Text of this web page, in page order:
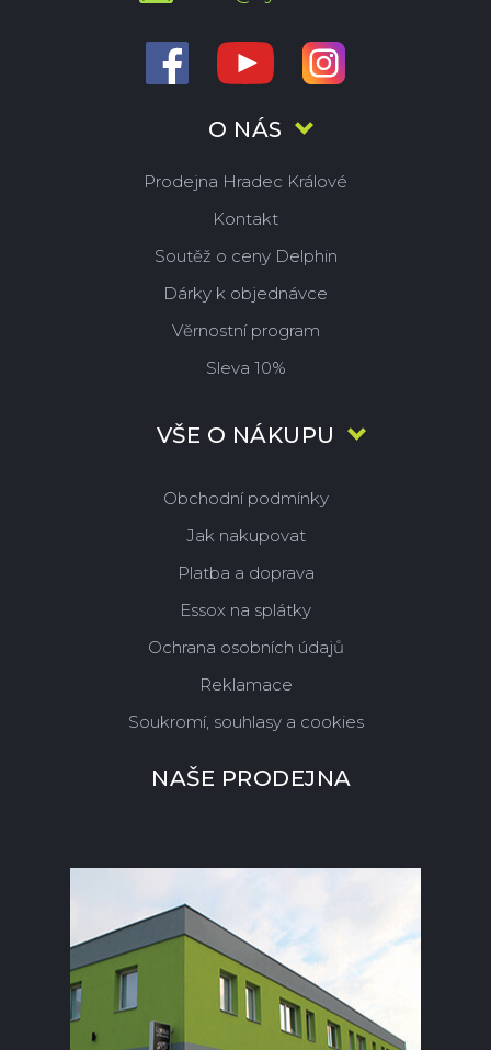
O NÁS
Prodejna Hradec Králové
Kontakt
Soutěž o ceny Delphin
Dárky k objednávce
Věrnostní program
Sleva 10%
VŠE O NÁKUPU
Obchodní podmínky
Jak nakupovat
Platba a doprava
Essox na splátky
Ochrana osobních údajů
Reklamace
Soukromí, souhlasy a cookies
NAŠE PRODEJNA